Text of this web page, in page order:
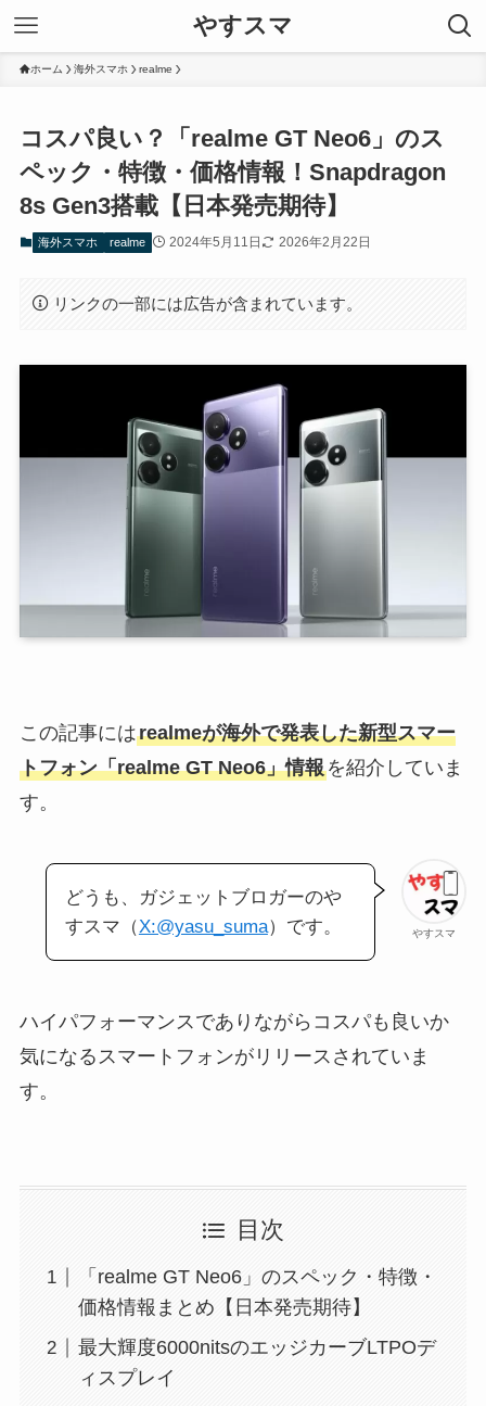
やすスマ
ホーム 海外スマホ realme
コスパ良い？「realme GT Neo6」のス
ペック・特徴・価格情報！Snapdragon
8s Gen3搭載【日本発売期待】
海外スマホ realme 2024年5月11日 2026年2月22日
リンクの一部には広告が含まれています。
この記事にはrealmeが海外で発表した新型スマー
トフォン「realme GT Neo6」情報を紹介していま
す。
やすスマ
どうも、ガジェットブロガーのや
すスマ（X:@yasu_suma）です。
ハイパフォーマンスでありながらコスパも良いか
気になるスマートフォンがリリースされていま
す。
目次
「realme GT Neo6」のスペック・特徴・
価格情報まとめ【日本発売期待】
最大輝度6000nitsのエッジカーブLTPOデ
ィスプレイ